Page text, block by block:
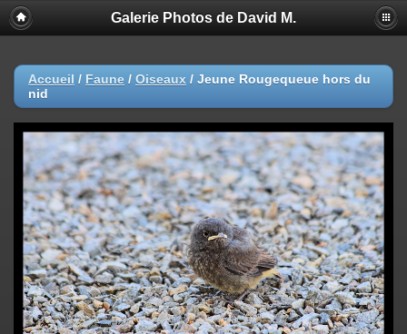
Galerie Photos de David M.
Accueil / Faune / Oiseaux / Jeune Rougequeue hors du
nid